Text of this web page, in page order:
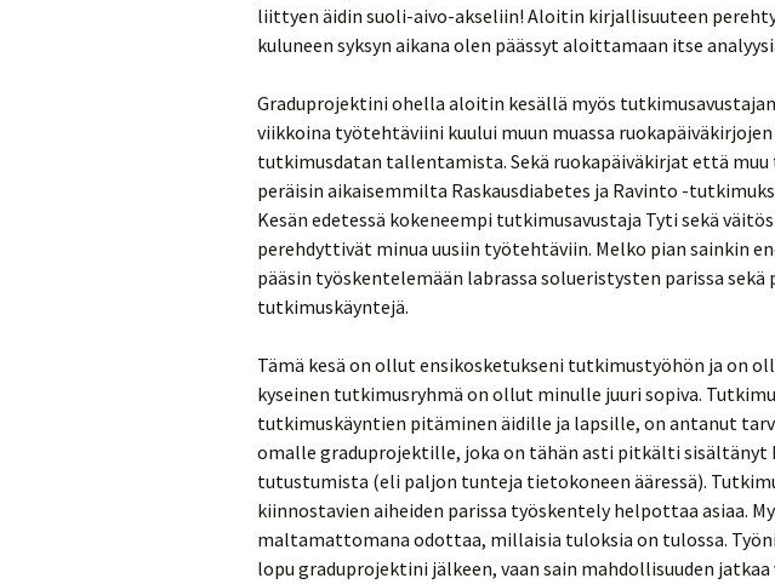
liittyen äidin suoli-aivo-akseliin! Aloitin kirjallisuuteen
kuluneen syksyn aikana olen päässyt aloittamaan itse
Graduprojektini ohella aloitin kesällä myös
viikkoina työtehtäviini kuului muun muassa
tutkimusdatan tallentamista. Sekä ruokapäiväkirjat että
peräisin aikaisemmilta Raskausdiabetes ja Ravinto -
Kesän edetessä kokeneempi tutkimusavustaja Tyti sekä
perehdyttivät minua uusiin työtehtäviin. Melko pian sainkin
pääsin työskentelemään labrassa solueristysten parissa sekä
tutkimuskäyntejä.
Tämä kesä on ollut ensikosketukseni tutkimustyöhön ja on
kyseinen tutkimusryhmä on ollut minulle juuri sopiva.
tutkimuskäyntien pitäminen äidille ja lapsille, on antanut
omalle graduprojektille, joka on tähän asti pitkälti sisältänyt
tutustumista (eli paljon tunteja tietokoneen ääressä).
kiinnostavien aiheiden parissa työskentely helpottaa asiaa.
maltamattomana odottaa, millaisia tuloksia on tulossa.
lopu graduprojektini jälkeen, vaan sain mahdollisuuden